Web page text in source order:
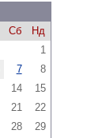
Сб
Нд
1
7
8
14
15
21
22
28
29